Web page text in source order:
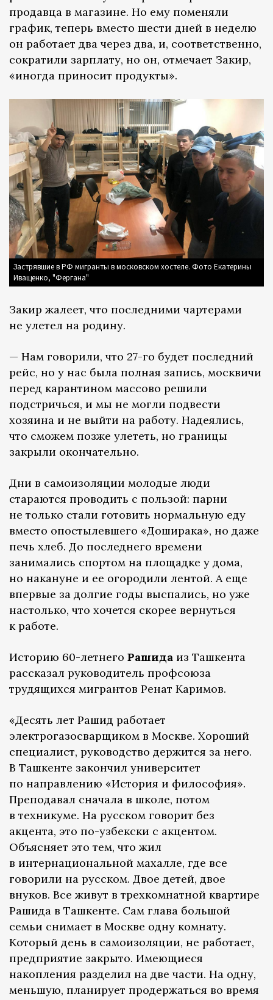
продавца в магазине. Но ему поменяли
график, теперь вместо шести дней в неделю
он работает два через два, и, соответственно,
сократили зарплату, но он, отмечает Закир,
«иногда приносит продукты».
Застрявшие в РФ мигранты в московском хостеле. Фото Екатерины
Иващенко, "Фергана"
Закир жалеет, что последними чартерами
не улетел на родину.
— Нам говорили, что 27-го будет последний
рейс, но у нас была полная запись, москвичи
перед карантином массово решили
подстричься, и мы не могли подвести
хозяина и не выйти на работу. Надеялись,
что сможем позже улететь, но границы
закрыли окончательно.
Дни в самоизоляции молодые люди
стараются проводить с пользой: парни
не только стали готовить нормальную еду
вместо опостылевшего «Доширака», но даже
печь хлеб. До последнего времени
занимались спортом на площадке у дома,
но накануне и ее огородили лентой. А еще
впервые за долгие годы выспались, но уже
настолько, что хочется скорее вернуться
к работе.
Историю 60-летнего Рашида из Ташкента
рассказал руководитель профсоюза
трудящихся мигрантов Ренат Каримов.
«Десять лет Рашид работает
электрогазосварщиком в Москве. Хороший
специалист, руководство держится за него.
В Ташкенте закончил университет
по направлению «История и философия».
Преподавал сначала в школе, потом
в техникуме. На русском говорит без
акцента, это по-узбекски с акцентом.
Объясняет это тем, что жил
в интернациональной махалле, где все
говорили на русском. Двое детей, двое
внуков. Все живут в трехкомнатной квартире
Рашида в Ташкенте. Сам глава большой
семьи снимает в Москве одну комнату.
Который день в самоизоляции, не работает,
предприятие закрыто. Имеющиеся
накопления разделил на две части. На одну,
меньшую, планирует продержаться во время